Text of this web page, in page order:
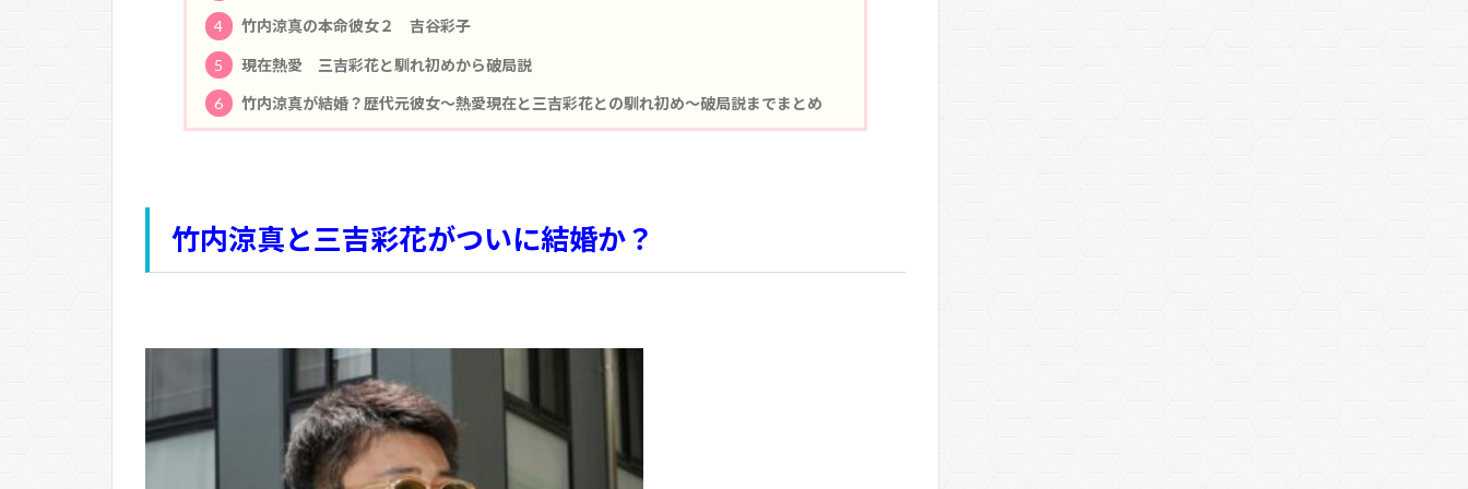
4 竹内涼真の本命彼女２ 吉谷彩子
5 現在熱愛 三吉彩花と馴れ初めから破局説
6 竹内涼真が結婚？歴代元彼女～熱愛現在と三吉彩花との馴れ初め～破局説までまとめ
竹内涼真と三吉彩花がついに結婚か？